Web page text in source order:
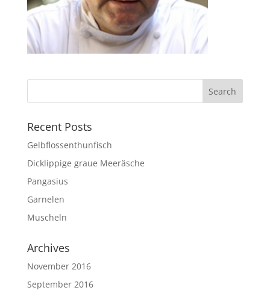
Recent Posts
Gelbflossenthunfisch
Dicklippige graue Meeräsche
Pangasius
Garnelen
Muscheln
Archives
November 2016
September 2016